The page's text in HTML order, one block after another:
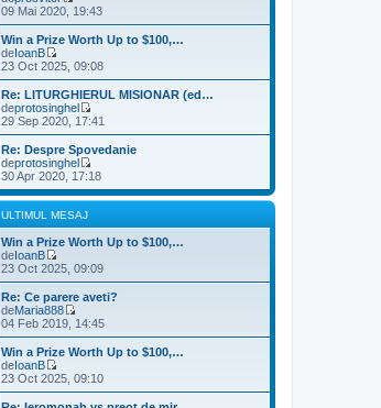
j
m
e
s
a
j
u
l
i
m
u
m
e
s
a
j
V
e
z
i
u
l
t
m
u
m
e
s
a
09 Mai 2020, 19:43
Win a Prize Worth Up to $100,…
deIoanB
V
e
z
i
u
l
i
m
u
l
m
e
a
j
23 Oct 2025, 09:08
Re: LITURGHIERUL MISIONAR (ed…
deprotosinghel
V
e
z
u
l
t
u
l
m
e
a
29 Sep 2020, 17:41
Re: Despre Spovedanie
deprotosinghel
V
e
z
u
l
i
m
u
l
m
e
s
a
j
30 Apr 2020, 17:18
ULTIMUL MESAJ
Win a Prize Worth Up to $100,…
deIoanB
V
e
z
i
u
l
i
m
u
23 Oct 2025, 09:09
Re: Ce parere aveti?
deMaria888
V
e
z
i
u
l
04 Feb 2019, 14:45
Win a Prize Worth Up to $100,…
deIoanB
V
e
z
23 Oct 2025, 09:10